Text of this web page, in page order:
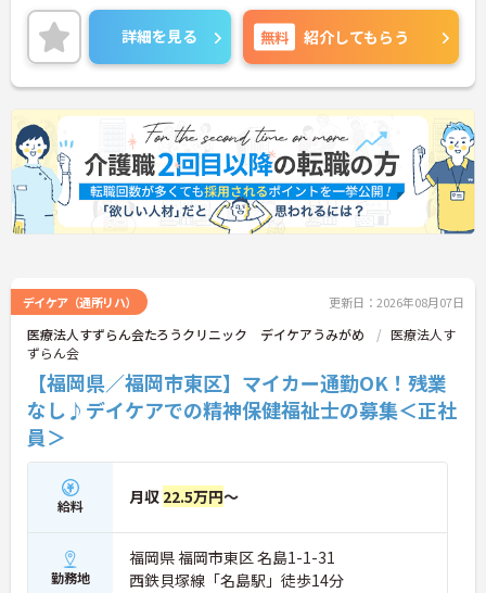
無料駐車場があり、マイカー通勤も可能◎離れた地
域にお住まいの方もストレス無く通勤していただけ
ます！
ご興味のある方には、面接対策ポイントなど、さら
に詳細をお話しいたしますのでお気軽にご相談くだ
さい！
詳細を見る 無料 紹介してもらう
デイケア（通所リハ） 更新日：2026年08月07日
医療法人すずらん会たろうクリニック デイケアうみがめ
医療法人す
ずらん会
【福岡県／福岡市東区】マイカー通勤OK！残業
なし♪デイケアでの精神保健福祉士の募集＜正社
員＞
給料 月収 22.5万円～
勤務地
福岡県 福岡市東区 名島1-1-31
西鉄貝塚線「名島駅」徒歩14分